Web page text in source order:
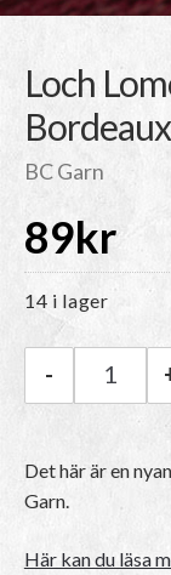
Loch
Bordeaux
BC Garn
89kr
14 i lager
BC
-
Det här är en
Garn.
Här kan du läsa